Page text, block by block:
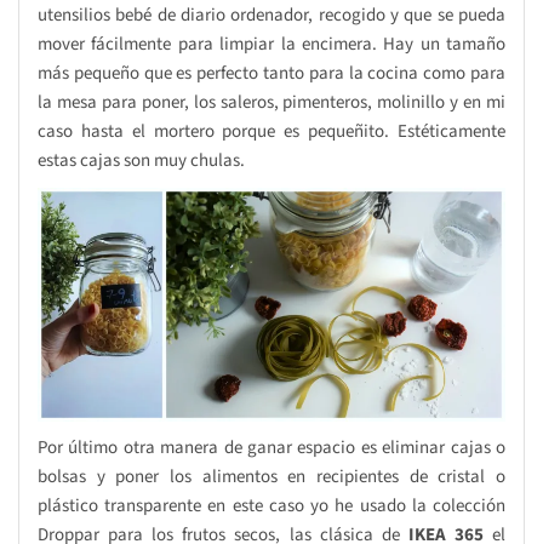
utensilios bebé de diario ordenador, recogido y que se pueda
mover fácilmente para limpiar la encimera. Hay un tamaño
más pequeño que es perfecto tanto para la cocina como para
la mesa para poner, los saleros, pimenteros, molinillo y en mi
caso hasta el mortero porque es pequeñito. Estéticamente
estas cajas son muy chulas.
Por último otra manera de ganar espacio es eliminar cajas o
bolsas y poner los alimentos en recipientes de cristal o
plástico transparente en este caso yo he usado la colección
Droppar para los frutos secos, las clásica de IKEA 365el